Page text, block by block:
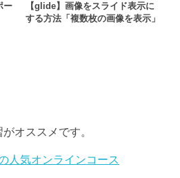
ー
【glide】画像をスライド表示に
する方法「複数枚の画像を表示」
オススメです。